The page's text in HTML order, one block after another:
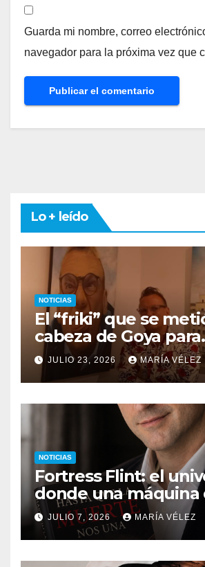
Guarda mi nombre, correo
navegador para la próxima vez que
Lo + leído
NOTICIAS
El “friki” que se
cabeza de Goya para
descubrir qué
monstruos
JULIO 23, 2026 MARÍA VÉLEZ
NOTICIAS
Fortress Flint: el
donde una máquina
escribir, un silbido o
recuerdo pueden
todo
JULIO 7, 2026 MARÍA VÉLEZ